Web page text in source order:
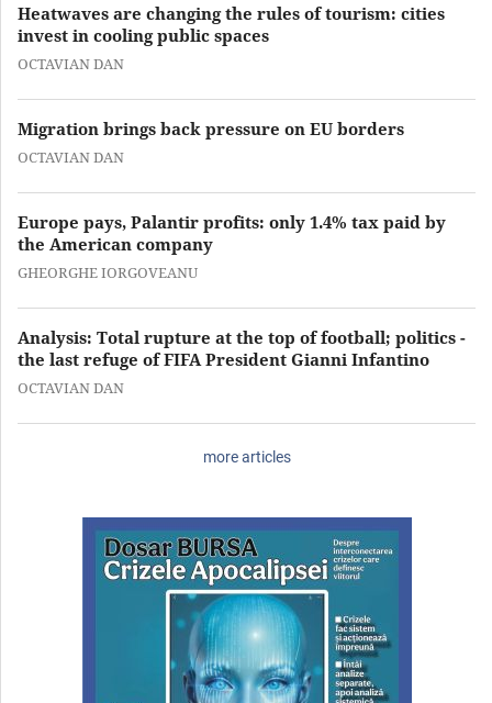
Heatwaves are changing the rules of tourism: cities
invest in cooling public spaces
OCTAVIAN DAN
Migration brings back pressure on EU borders
OCTAVIAN DAN
Europe pays, Palantir profits: only 1.4% tax paid by
the American company
GHEORGHE IORGOVEANU
Analysis: Total rupture at the top of football; politics -
the last refuge of FIFA President Gianni Infantino
OCTAVIAN DAN
more articles